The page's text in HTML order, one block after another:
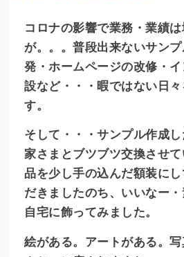
コロナの影響で業務・業績
が。。。普段出来ないサン
発・ホームページの改修・
設など・・・暇ではない日
す。
そして・・・サンプル作成
家さまとブツブツ交換させ
品を少し手の込んだ額装に
だきましたのち、いいなー
自宅に飾ってみました。
絵がある。アートがある。